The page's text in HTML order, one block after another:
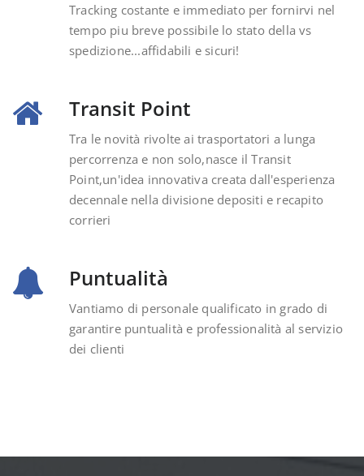
Tracking costante e immediato per fornirvi nel
tempo piu breve possibile lo stato della vs
spedizione...affidabili e sicuri!
Transit Point
Tra le novità rivolte ai trasportatori a lunga
percorrenza e non solo,nasce il Transit
Point,un'idea innovativa creata dall'esperienza
decennale nella divisione depositi e recapito
corrieri
Puntualità
Vantiamo di personale qualificato in grado di
garantire puntualità e professionalità al servizio
dei clienti